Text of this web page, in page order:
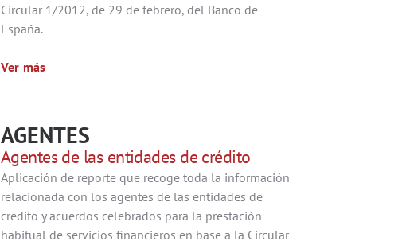
Circular 1/2012, de 29 de febrero, del Banco de
España.
Ver más
AGENTES
Agentes de las entidades de crédito
Aplicación de reporte que recoge toda la información
relacionada con los agentes de las entidades de
crédito y acuerdos celebrados para la prestación
habitual de servicios financieros en base a la Circular